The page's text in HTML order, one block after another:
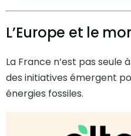
L’Europe et le
La France n’est pas seule
des initiatives émergent
énergies fossiles.